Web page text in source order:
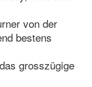
von der
bestens
grosszügige